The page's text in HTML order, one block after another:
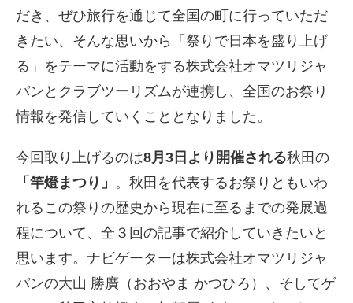
だき、ぜひ旅行を通じて全国の町に行っていただ
きたい、そんな思いから「祭りで日本を盛り上げ
る」をテーマに活動をする株式会社オマツリジャ
パンとクラブツーリズムが連携し、全国のお祭り
情報を発信していくこととなりました。
今回取り上げるのは8月3日より開催される秋田の
「竿燈まつり」 。秋田を代表するお祭りともいわ
れるこの祭りの歴史から現在に至るまでの発展過
程について、全３回の記事で紹介していきたいと
思います。ナビゲーターは株式会社オマツリジャ
パンの大山 勝廣（おおやま かつひろ）、そしてゲ